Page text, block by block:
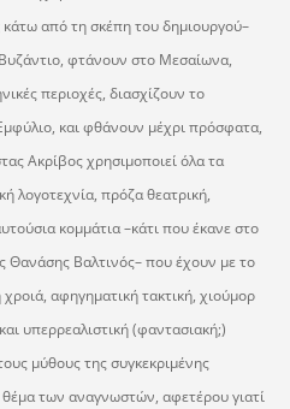
από τη σκέπη του δημιουργού–
φτάνουν στο Μεσαίωνα,
περιοχές, διασχίζουν το
και φθάνουν μέχρι πρόσφατα,
Ακρίβος χρησιμοποιεί όλα τα
λογοτεχνία, πρόζα θεατρική,
κομμάτια –κάτι που έκανε στο
Βαλτινός– που έχουν με το
αφηγηματική τακτική, χιούμορ
υπερρεαλιστική (φαντασιακή;)
μύθους της συγκεκριμένης
θέμα των αναγνωστών, αφετέρου γιατί